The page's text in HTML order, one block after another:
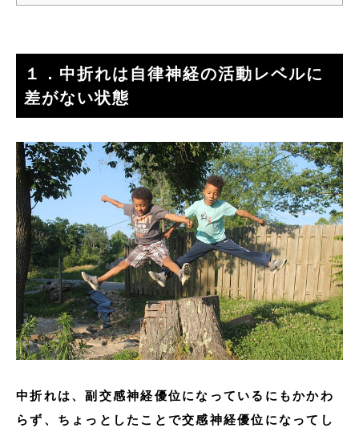
１．中折れは自律神経の活動レベルに
差がない状態
中折れは、副交感神経優位になっているにもかかわ
らず、ちょっとしたことで交感神経優位になってし